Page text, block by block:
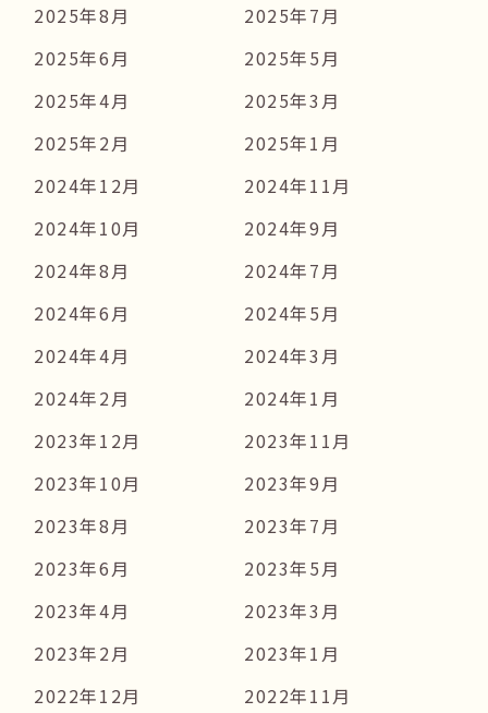
2025年8月
2025年7月
2025年6月
2025年5月
2025年4月
2025年3月
2025年2月
2025年1月
2024年12月
2024年11月
2024年10月
2024年9月
2024年8月
2024年7月
2024年6月
2024年5月
2024年4月
2024年3月
2024年2月
2024年1月
2023年12月
2023年11月
2023年10月
2023年9月
2023年8月
2023年7月
2023年6月
2023年5月
2023年4月
2023年3月
2023年2月
2023年1月
2022年12月
2022年11月